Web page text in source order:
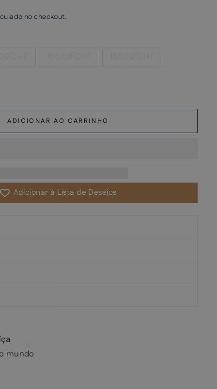
(Esc)"
no checkout.
ADICIONAR AO CARRINHO
Adicionar à Lista de Desejos
mundo